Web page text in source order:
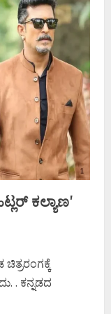
ಕಲ್ಯಾಣʼ
. ಕನ್ನಡದ